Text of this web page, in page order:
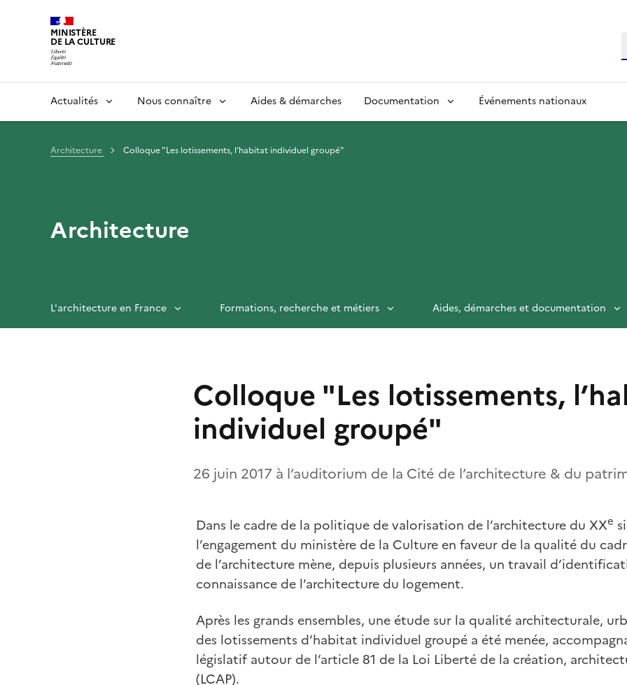
MINISTÈRE
DE LA CULTURE
Actualités Nous connaître Aides & démarches Documentation Événements nationaux
Architecture Colloque "Les lotissements, l’habitat individuel groupé"
Architecture
L'architecture en France Formations, recherche et métiers Aides, démarches et documentation
Colloque "Les lotissements,
individuel groupé"
26 juin 2017 à l’auditorium de la Cité de l’architecture & du
Dans le cadre de la politique de valorisation de l’architecture du XXe
l’engagement du ministère de la Culture en faveur de la qualité du
de l’architecture mène, depuis plusieurs années, un travail
connaissance de l’architecture du logement.
Après les grands ensembles, une étude sur la qualité architecturale,
des lotissements d’habitat individuel groupé a été menée,
législatif autour de l’article 81 de la Loi Liberté de la création,
(LCAP).